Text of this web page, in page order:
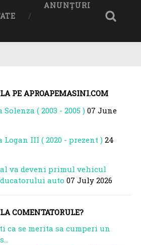
ANUNȚURI
PE APROAPEMASINI.COM
( 2003 - 2005 )07 June
Logan III ( 2020 - prezent ) 24
va deveni primul vehicul
auto 07 July 2026
COMENTATORULE?
ca se merita sa cumperi un